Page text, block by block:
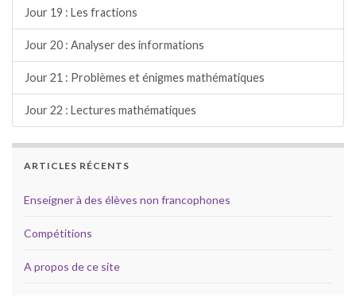
Jour 19 : Les fractions
Jour 20 : Analyser des informations
Jour 21 : Problèmes et énigmes mathématiques
Jour 22 : Lectures mathématiques
ARTICLES RÉCENTS
Enseigner à des élèves non francophones
Compétitions
A propos de ce site